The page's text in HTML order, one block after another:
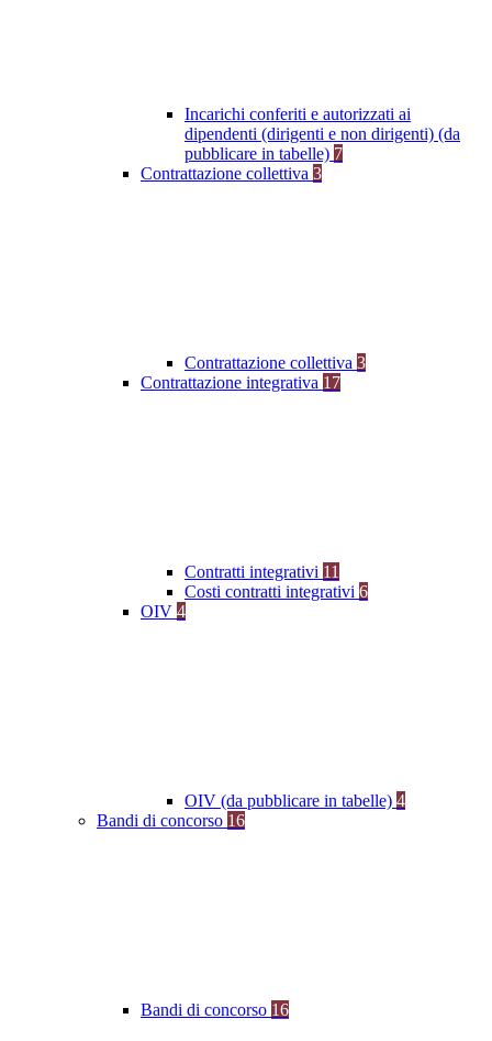
Incarichi conferiti e autorizzati ai
dipendenti (dirigenti e non dirigenti) (da
pubblicare in tabelle) 7
Contrattazione collettiva 3
Contrattazione collettiva 3
Contrattazione integrativa 17
Contratti integrativi 11
Costi contratti integrativi 6
OIV 4
OIV (da pubblicare in tabelle) 4
Bandi di concorso 16
Bandi di concorso 16